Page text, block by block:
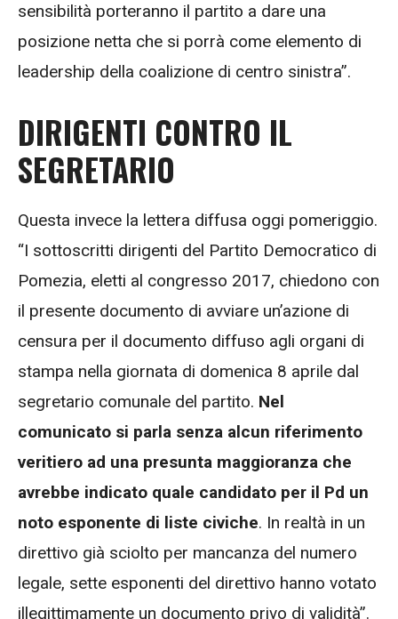
sensibilità porteranno il partito a dare una
posizione netta che si porrà come elemento di
leadership della coalizione di centro sinistra”.
DIRIGENTI CONTRO IL
SEGRETARIO
Questa invece la lettera diffusa oggi pomeriggio.
“I sottoscritti dirigenti del Partito Democratico di
Pomezia, eletti al congresso 2017, chiedono con
il presente documento di avviare un’azione di
censura per il documento diffuso agli organi di
stampa nella giornata di domenica 8 aprile dal
segretario comunale del partito. Nel
comunicato si parla senza alcun riferimento
veritiero ad una presunta maggioranza che
avrebbe indicato quale candidato per il Pd un
noto esponente di liste civiche. In realtà in un
direttivo già sciolto per mancanza del numero
legale, sette esponenti del direttivo hanno votato
illegittimamente un documento privo di validità”.